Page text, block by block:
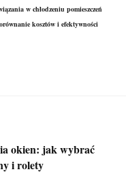
w chłodzeniu pomieszczeń
kosztów i efektywności
okien: jak wybrać
i rolety